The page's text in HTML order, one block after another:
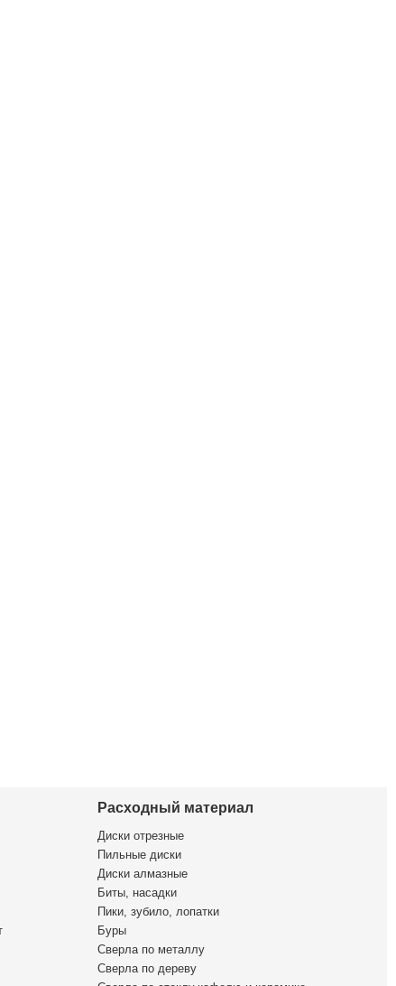
Расходный материал
Диски отрезные
Пильные диски
Диски алмазные
Биты, насадки
Пики, зубило, лопатки
Буры
Сверла по металлу
Сверла по дереву